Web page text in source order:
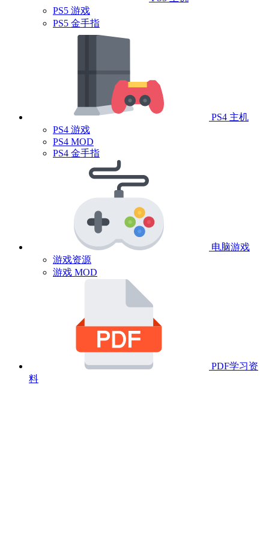
PS5 游戏
PS5 金手指
PS4 主机
PS4 游戏
PS4 MOD
PS4 金手指
电脑游戏
游戏资源
游戏 MOD
PDF学习资
料